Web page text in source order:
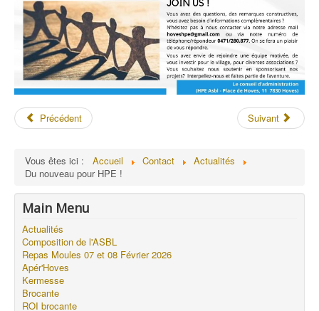
Précédent Suivant
Vous êtes ici : Accueil Contact
Actualités
Du nouveau pour HPE !
Main Menu
Actualités
Composition de l'ASBL
Repas Moules 07 et 08 Février 2026
Apér'Hoves
Kermesse
Brocante
ROI brocante